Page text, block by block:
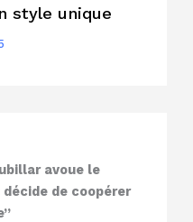
style unique
avoue le
de coopérer